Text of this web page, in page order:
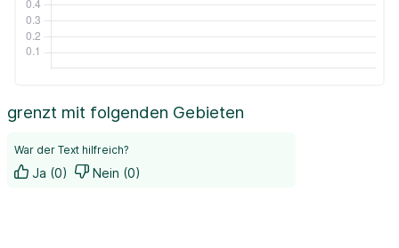
grenzt mit folgenden Gebieten
War der Text hilfreich?
Ja (0) Nein (0)